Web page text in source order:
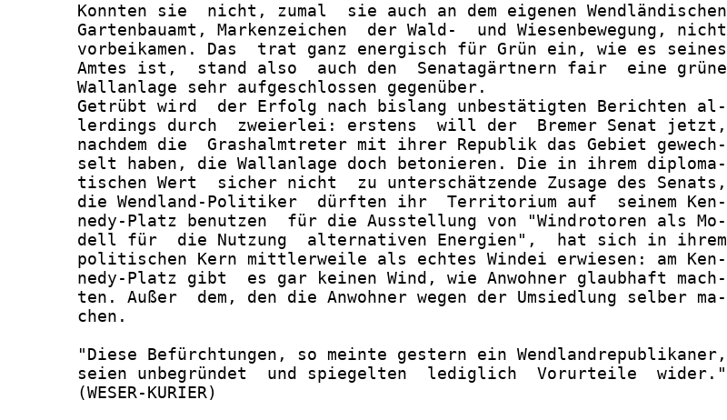
       Konnten sie  nicht, zumal  sie auch an dem eigenen Wendländischen
       Gartenbauamt, Markenzeichen  der Wald-  und Wiesenbewegung, nicht
       vorbeikamen. Das  trat ganz energisch für Grün ein, wie es seines
       Amtes ist,  stand also  auch den  Senatagärtnern fair  eine grüne
       Wallanlage sehr aufgeschlossen gegenüber.
       Getrübt wird  der Erfolg nach bislang unbestätigten Berichten al-
       lerdings durch  zweierlei: erstens  will der  Bremer Senat jetzt,
       nachdem die  Grashalmtreter mit ihrer Republik das Gebiet gewech-
       selt haben, die Wallanlage doch betonieren. Die in ihrem diploma-
       tischen Wert  sicher nicht  zu unterschätzende Zusage des Senats,
       die Wendland-Politiker  dürften ihr  Territorium auf  seinem Ken-
       nedy-Platz benutzen  für die Ausstellung von "Windrotoren als Mo-
       dell für  die Nutzung  alternativen Energien",  hat sich in ihrem
       politischen Kern mittlerweile als echtes Windei erwiesen: am Ken-
       nedy-Platz gibt  es gar keinen Wind, wie Anwohner glaubhaft mach-
       ten. Außer  dem, den die Anwohner wegen der Umsiedlung selber ma-
       chen.
       "Diese Befürchtungen, so meinte gestern ein Wendlandrepublikaner,
       seien unbegründet  und spiegelten  lediglich  Vorurteile  wider."
       (WESER-KURIER)